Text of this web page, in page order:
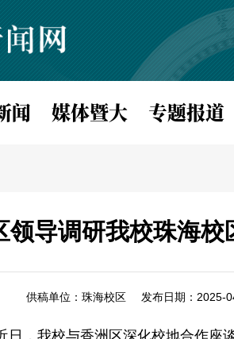
闻 媒体暨大 专题报道
领导调研我校珠海
供稿单位：珠海校区 发布日期：2025-
，我校与香洲区深化校地合作座